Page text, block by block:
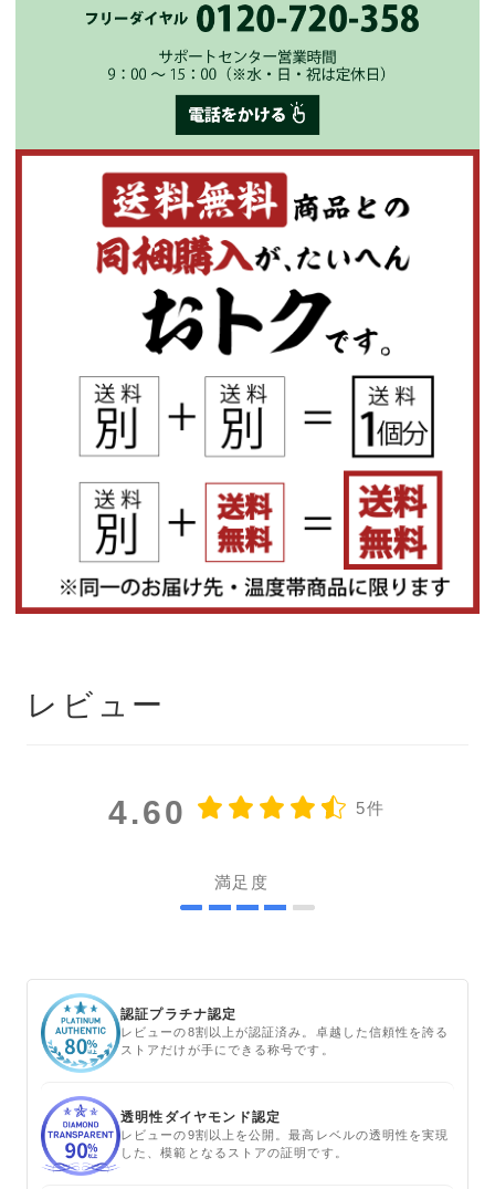
レビュー
4.60 5件
満足度
認証プラチナ認定
レビューの8割以上が認証済み。卓越した信頼性を誇る
ストアだけが手にできる称号です。
透明性ダイヤモンド認定
レビューの9割以上を公開。最高レベルの透明性を実現
した、模範となるストアの証明です。